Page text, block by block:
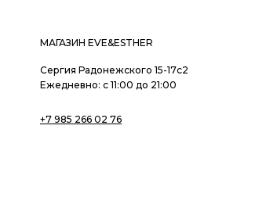
МАГАЗИН EVE&ESTHER
Сергия Радонежского 15-17с2
Ежедневно: с 11:00 до 21:00
+7 985 266 02 76